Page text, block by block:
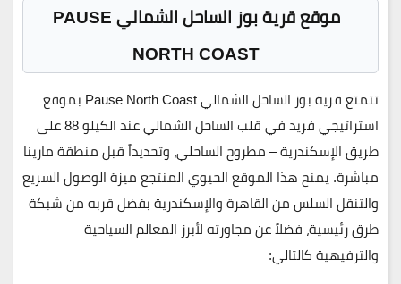
موقع قرية بوز الساحل الشمالي PAUSE
NORTH COAST
تتمتعقرية بوز الساحل الشمالي Pause North Coast
بموقع
استراتيجي فريد في قلب الساحل الشمالي عند
الكيلو 88 على
طريق الإسكندرية – مطروح الساحلي، وتحديداً قبل منطقة مارينا
مباشرة. يمنح هذا الموقع الحيوي المنتجع ميزة الوصول السريع
والتنقل السلس من القاهرة والإسكندرية بفضل قربه من شبكة
طرق رئيسية، فضلاً عن مجاورته لأبرز المعالم السياحية
والترفيهية كالتالي: